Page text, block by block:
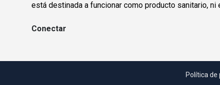
está destinada a funcionar como producto sanitario,
Conectar
Política de